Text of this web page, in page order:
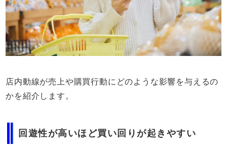
店内動線が売上や購買行動にどのような影響を与えるの
かを紹介します。
回遊性が高いほど買い回りが起きやすい